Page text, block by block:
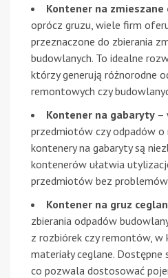
Kontener na zmieszane
oprócz gruzu, wiele firm
przeznaczone do zbierania
budowlanych. To idealne
którzy generują różnorodne
remontowych czy
Kontener na gabaryty –
przedmiotów czy odpadów o
kontenery na gabaryty są
kontenerów ułatwia
przedmiotów bez
Kontener na gruz
zbierania odpadów
z rozbiórek czy remontów, w
materiały ceglane. Dostępne
co pozwala dostosować